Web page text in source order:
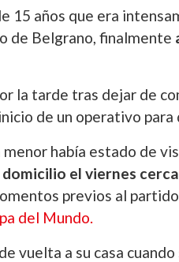
15 años que era
de Belgrano, finalmente
la tarde tras dejar de
de un operativo para
había estado de
el viernes
previos al
del Mundo.
vuelta a su casa